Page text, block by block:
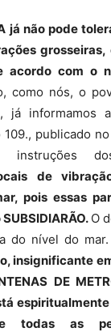
já não pode
acordo com o
como nós, o
já informamos
publicado
instruções
de
pois essas
O
do nível do mar.
insignificante
DE
todas as